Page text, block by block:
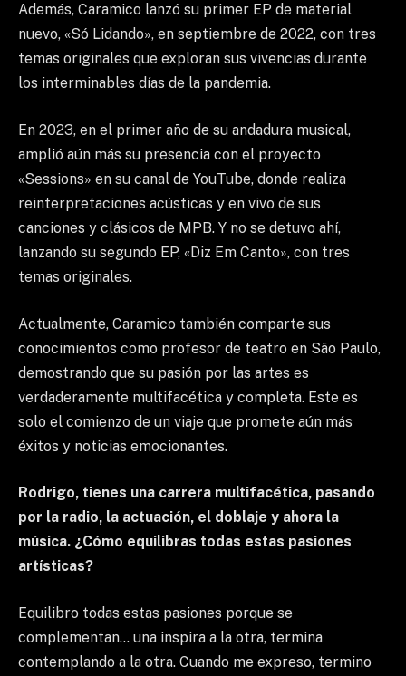
Además, Caramico lanzó su primer EP de material
nuevo, «Só Lidando», en septiembre de 2022, con tres
temas originales que exploran sus vivencias durante
los interminables días de la pandemia.
En 2023, en el primer año de su andadura musical,
amplió aún más su presencia con el proyecto
«Sessions» en su canal de YouTube, donde realiza
reinterpretaciones acústicas y en vivo de sus
canciones y clásicos de MPB. Y no se detuvo ahí,
lanzando su segundo EP, «Diz Em Canto», con tres
temas originales.
Actualmente, Caramico también comparte sus
conocimientos como profesor de teatro en São Paulo,
demostrando que su pasión por las artes es
verdaderamente multifacética y completa. Este es
solo el comienzo de un viaje que promete aún más
éxitos y noticias emocionantes.
Rodrigo, tienes una carrera multifacética, pasando
por la radio, la actuación, el doblaje y ahora la
música. ¿Cómo equilibras todas estas pasiones
artísticas?
Equilibro todas estas pasiones porque se
complementan… una inspira a la otra, termina
contemplando a la otra. Cuando me expreso, termino